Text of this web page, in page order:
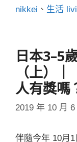
籤
nikkei 、 生活
日本3–5
（上）
人有獎嗎
2019 年 10 月 6
伴隨今年 10月